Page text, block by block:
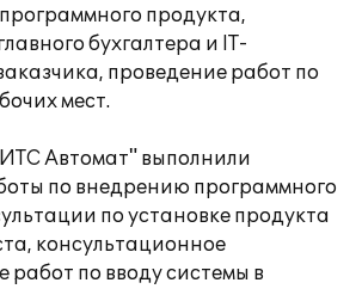
продукта,
бухгалтера и IT-
проведение работ по
мест.
Автомат" выполнили
по внедрению программного
по установке продукта
консультационное
по вводу системы в